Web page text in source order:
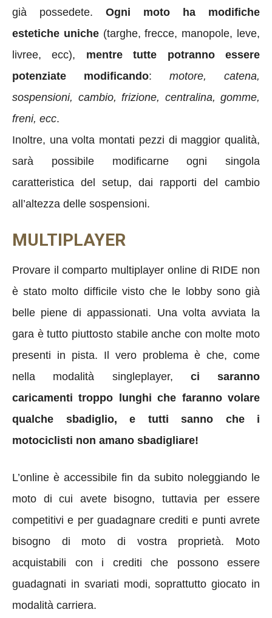
già possedete. Ogni moto ha modifiche
estetiche uniche (targhe, frecce, manopole, leve,
livree, ecc), mentre tutte potranno essere
potenziate modificando: motore, catena,
sospensioni, cambio, frizione, centralina, gomme,
freni, ecc.
Inoltre, una volta montati pezzi di maggior qualità,
sarà possibile modificarne ogni singola
caratteristica del setup, dai rapporti del cambio
all’altezza delle sospensioni.
MULTIPLAYER
Provare il comparto multiplayer online di RIDE non
è stato molto difficile visto che le lobby sono già
belle piene di appassionati. Una volta avviata la
gara è tutto piuttosto stabile anche con molte moto
presenti in pista. Il vero problema è che, come
nella modalità singleplayer, ci saranno
caricamenti troppo lunghi che faranno volare
qualche sbadiglio, e tutti sanno che i
motociclisti non amano sbadigliare!
L’online è accessibile fin da subito noleggiando le
moto di cui avete bisogno, tuttavia per essere
competitivi e per guadagnare crediti e punti avrete
bisogno di moto di vostra proprietà. Moto
acquistabili con i crediti che possono essere
guadagnati in svariati modi, soprattutto giocato in
modalità carriera.